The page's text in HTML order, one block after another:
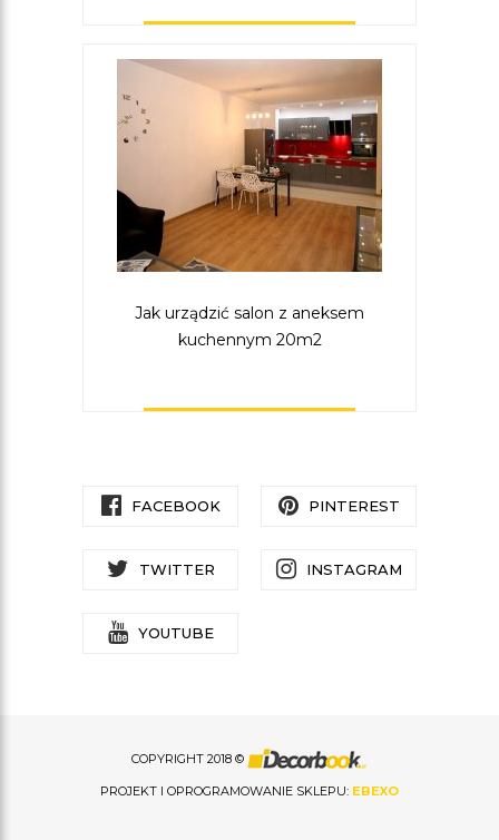
Jak urządzić salon z aneksem
kuchennym 20m2
FACEBOOK PINTEREST
TWITTER INSTAGRAM
YOUTUBE
COPYRIGHT 2018 ©
PROJEKT I OPROGRAMOWANIE SKLEPU: EBEXO